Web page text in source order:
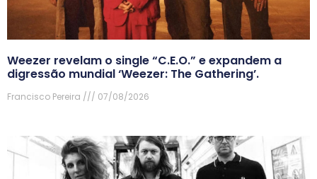
Weezer revelam o single “C.E.O.” e expandem a
digressão mundial ‘Weezer: The Gathering’.
Francisco Pereira 07/08/2026